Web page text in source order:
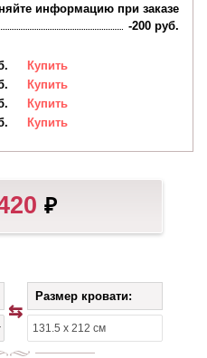
информацию при заказе
-200 руб.
Купить
Купить
Купить
Купить
₽
Размер кровати: